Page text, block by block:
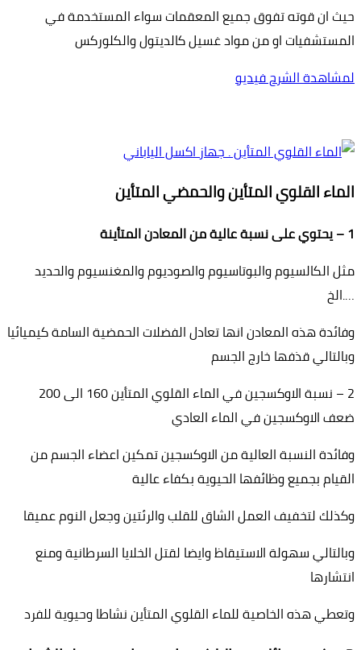
حيث ان قوته تفوق جميع المعقمات سواء المستخدمة في
المستشفيات او من مواد غسيل كالديتول والكلوركس
لمشاهدة الشرح فيديو
الماء القلوي المتأين والحمضي المتأين
1 – يحتوي على نسبة عالية من المعادن المتأينة
مثل الكالسيوم والبوتاسيوم والصوديوم والمغنسيوم والحديد
….الخ
وفائدة هذه المعادن انها تعادل الفضلات الحمضية السامة كيميائيا
وبالتالي قذفها خارج الجسم
2 – نسبة الاوكسجين في الماء القلوي المتأين 160 الى 200
ضعف الاوكسجين في الماء العادي
وفائدة النسبة العالية من الاوكسجين تمكين اعضاء الجسم من
القيام بجميع وظائفها الحيوية بكفاء عالية
وكذلك لتخفيف العمل الشاق للقلب والرئتين وجعل النوم عميقا
وبالتالي سهولة الاستيقاظ وايضا لقتل الخلايا السرطانية ومنع
انتشارها
وتعطي هذه الخاصية للماء القلوي المتأين نشاطا وحيوية للفرد